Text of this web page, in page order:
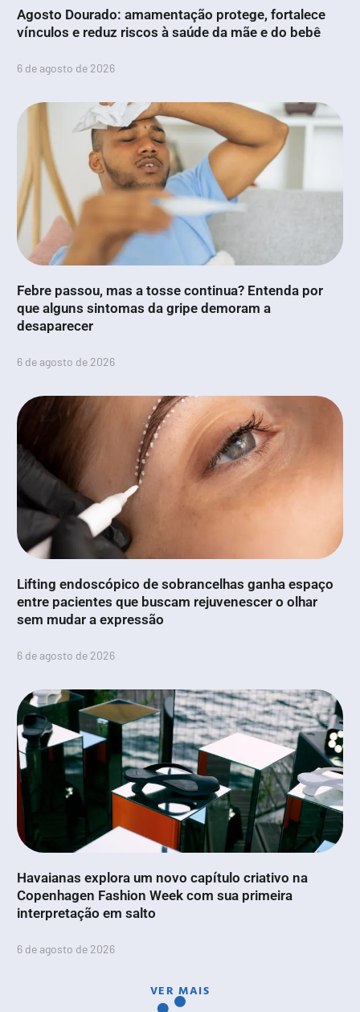
Agosto Dourado: amamentação protege, fortalece
vínculos e reduz riscos à saúde da mãe e do bebê
6 de agosto de 2026
Febre passou, mas a tosse continua? Entenda por
que alguns sintomas da gripe demoram a
desaparecer
6 de agosto de 2026
Lifting endoscópico de sobrancelhas ganha espaço
entre pacientes que buscam rejuvenescer o olhar
sem mudar a expressão
6 de agosto de 2026
Havaianas explora um novo capítulo criativo na
Copenhagen Fashion Week com sua primeira
interpretação em salto
6 de agosto de 2026
VER MAIS